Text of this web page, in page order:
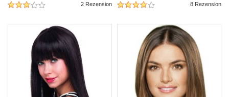
2 Rezension 8 Rezension